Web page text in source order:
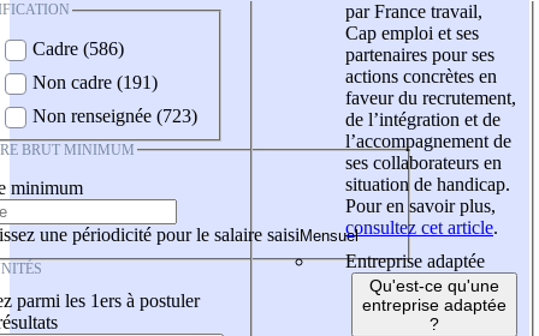
Cadre (586)
Non cadre (191)
Non renseignée (723)
BRUT MINIMUM
minimum
une périodicité pour le salaire saisi
parmi les 1ers à postuler
par France travail,
Cap emploi et ses
partenaires pour ses
actions concrètes en
faveur du recrutement,
de l’intégration et de
l’accompagnement de
ses collaborateurs en
situation de handicap.
Pour en savoir plus,
consultez cet article.
Entreprise adaptée
Qu'est-ce qu'une
entreprise adaptée
?